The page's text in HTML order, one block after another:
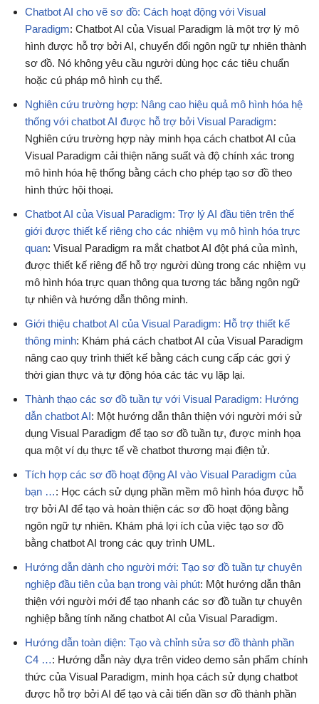
Chatbot AI cho vẽ sơ đồ: Cách hoạt động với Visual
Paradigm: Chatbot AI của Visual Paradigm là một trợ lý mô
hình được hỗ trợ bởi AI, chuyển đổi ngôn ngữ tự nhiên thành
sơ đồ. Nó không yêu cầu người dùng học các tiêu chuẩn
hoặc cú pháp mô hình cụ thể.
Nghiên cứu trường hợp: Nâng cao hiệu quả mô hình hóa hệ
thống với chatbot AI được hỗ trợ bởi Visual Paradigm:
Nghiên cứu trường hợp này minh họa cách chatbot AI của
Visual Paradigm cải thiện năng suất và độ chính xác trong
mô hình hóa hệ thống bằng cách cho phép tạo sơ đồ theo
hình thức hội thoại.
Chatbot AI của Visual Paradigm: Trợ lý AI đầu tiên trên thế
giới được thiết kế riêng cho các nhiệm vụ mô hình hóa trực
quan: Visual Paradigm ra mắt chatbot AI đột phá của mình,
được thiết kế riêng để hỗ trợ người dùng trong các nhiệm vụ
mô hình hóa trực quan thông qua tương tác bằng ngôn ngữ
tự nhiên và hướng dẫn thông minh.
Giới thiệu chatbot AI của Visual Paradigm: Hỗ trợ thiết kế
thông minh: Khám phá cách chatbot AI của Visual Paradigm
nâng cao quy trình thiết kế bằng cách cung cấp các gợi ý
thời gian thực và tự động hóa các tác vụ lặp lại.
Thành thạo các sơ đồ tuần tự với Visual Paradigm: Hướng
dẫn chatbot AI: Một hướng dẫn thân thiện với người mới sử
dụng Visual Paradigm để tạo sơ đồ tuần tự, được minh họa
qua một ví dụ thực tế về chatbot thương mại điện tử.
Tích hợp các sơ đồ hoạt động AI vào Visual Paradigm của
bạn …: Học cách sử dụng phần mềm mô hình hóa được hỗ
trợ bởi AI để tạo và hoàn thiện các sơ đồ hoạt động bằng
ngôn ngữ tự nhiên. Khám phá lợi ích của việc tạo sơ đồ
bằng chatbot AI trong các quy trình UML.
Hướng dẫn dành cho người mới: Tạo sơ đồ tuần tự chuyên
nghiệp đầu tiên của bạn trong vài phút: Một hướng dẫn thân
thiện với người mới để tạo nhanh các sơ đồ tuần tự chuyên
nghiệp bằng tính năng chatbot AI của Visual Paradigm.
Hướng dẫn toàn diện: Tạo và chỉnh sửa sơ đồ thành phần
C4 …: Hướng dẫn này dựa trên video demo sản phẩm chính
thức của Visual Paradigm, minh họa cách sử dụng chatbot
được hỗ trợ bởi AI để tạo và cải tiến dần sơ đồ thành phần